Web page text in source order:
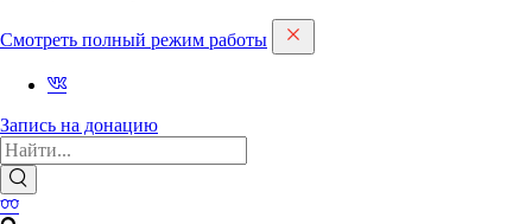
Смотреть полный режим работы
Запись на дoнацию